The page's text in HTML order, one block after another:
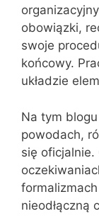
obowiązki,
swoje
końcowy.
układzie
Na tym
powodach,
się
nieodłączną